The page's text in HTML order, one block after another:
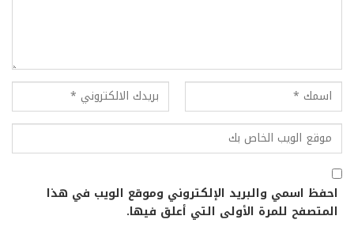
احفظ اسمي والبريد الإلكتروني وموقع الويب في هذا
المتصفح للمرة الأولى التي أعلق فيها.